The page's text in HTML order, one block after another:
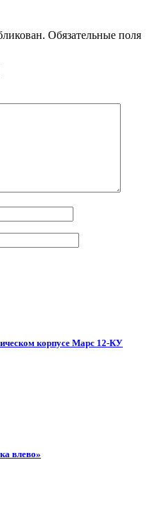
Обязательные поля
корпусе Марс 12-КУ
влево»